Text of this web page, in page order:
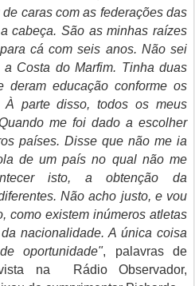
caras com as federações das
cabeça. São as minhas raízes
cá com seis anos. Não sei
Costa do Marfim. Tinha duas
deram educação conforme os
À parte disso, todos os meus
me foi dado a escolher
países. Disse que não me ia
de um país no qual não me
isto, a obtenção da
Não acho justo, e vou
como existem inúmeros atletas
nacionalidade. A única coisa
oportunidade", palavras de
na Rádio Observador,